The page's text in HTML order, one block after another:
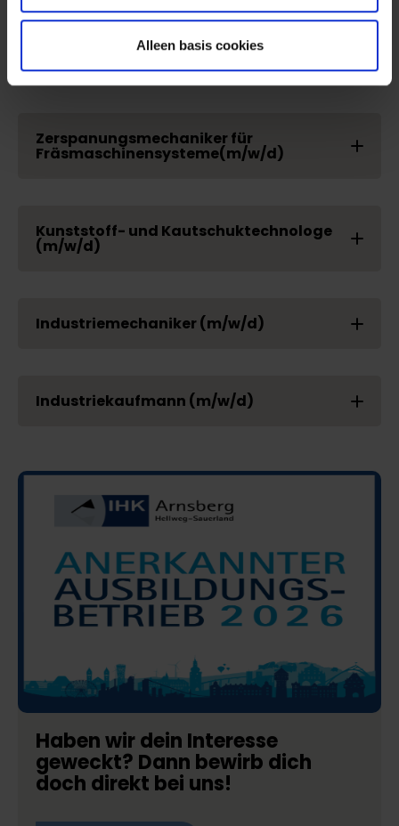
Alleen basis cookies
Zerspanungsmechaniker für
Fräsmaschinensysteme(m/w/d)
Kunststoff- und Kautschuktechnologe
(m/w/d)
Industriemechaniker (m/w/d)
Industriekaufmann (m/w/d)
Haben wir dein Interesse
geweckt? Dann bewirb dich
doch direkt bei uns!